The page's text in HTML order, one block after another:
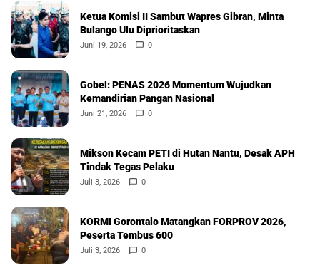
Ketua Komisi II Sambut Wapres Gibran, Minta
Bulango Ulu Diprioritaskan
Juni 19, 2026 0
Gobel: PENAS 2026 Momentum Wujudkan
Kemandirian Pangan Nasional
Juni 21, 2026 0
Mikson Kecam PETI di Hutan Nantu, Desak APH
Tindak Tegas Pelaku
Juli 3, 2026 0
KORMI Gorontalo Matangkan FORPROV 2026,
Peserta Tembus 600
Juli 3, 2026 0